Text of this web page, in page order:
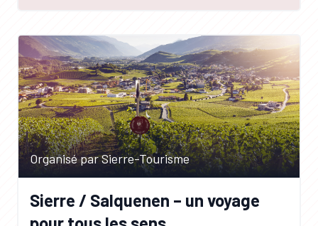
Organisé par Sierre-Tourisme
Sierre / Salquenen – un voyage